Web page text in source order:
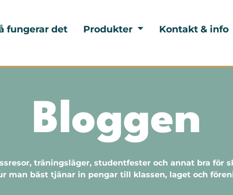
fungerar det Produkter Kontakt & info
Bloggen
träningsläger, studentfester och annat bra för
man bäst tjänar in pengar till klassen, laget och